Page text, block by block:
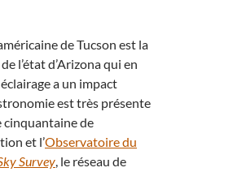
de Tucson est la
l’état d’Arizona qui en
a un impact
est très présente
cinquantaine de
et l’Observatoire du
Survey, le réseau de